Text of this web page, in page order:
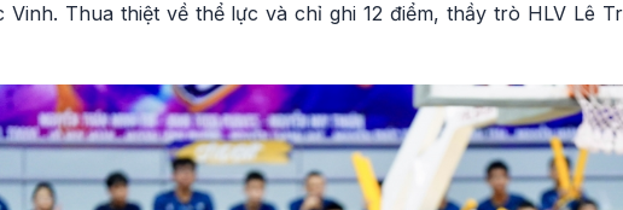
Vinh. Thua thiệt về thể lực và chỉ ghi 12 điểm, thầy trò HLV Lê